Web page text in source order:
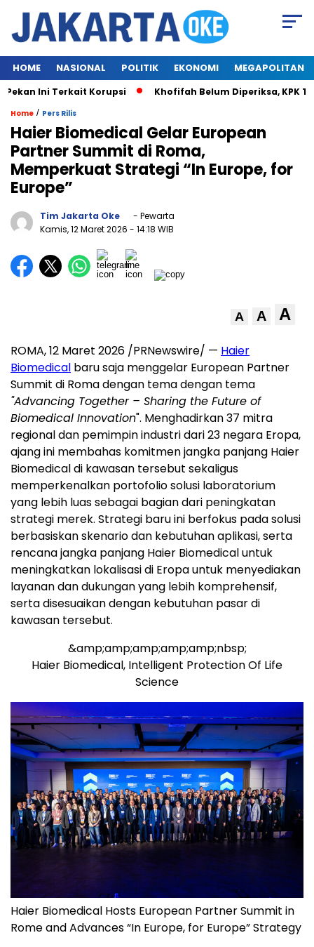
HOME NASIONAL POLITIK EKONOMI MEGAPOLITAN
Ini Terkait Korupsi Khofifah Belum Diperiksa, KPK
Home / Pers Rilis
Haier Biomedical Gelar European
Partner Summit di Roma,
Memperkuat Strategi “In Europe, for
Europe”
Tim Jakarta Oke
- Pewarta
Kamis, 12 Maret 2026 - 14:18 WIB
A A A
ROMA, 12 Maret 2026 /PRNewswire/ — Haier
Biomedical baru saja menggelar European Partner
Summit di Roma dengan tema dengan tema
"Advancing Together – Sharing the Future of
Biomedical Innovation". Menghadirkan 37 mitra
regional dan pemimpin industri dari 23 negara Eropa,
ajang ini membahas komitmen jangka panjang Haier
Biomedical di kawasan tersebut sekaligus
memperkenalkan portofolio solusi laboratorium
yang lebih luas sebagai bagian dari peningkatan
strategi merek. Strategi baru ini berfokus pada solusi
berbasiskan skenario dan kebutuhan aplikasi, serta
rencana jangka panjang Haier Biomedical untuk
meningkatkan lokalisasi di Eropa untuk menyediakan
layanan dan dukungan yang lebih komprehensif,
serta disesuaikan dengan kebutuhan pasar di
kawasan tersebut.
&amp;amp;amp;amp;amp;nbsp;
Haier Biomedical, Intelligent Protection Of Life
Science
Haier Biomedical Hosts European Partner Summit in
Rome and Advances “In Europe, for Europe” Strategy